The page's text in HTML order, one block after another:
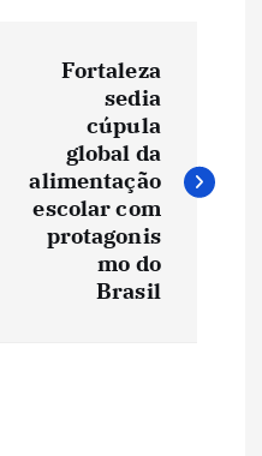
Fortaleza
sedia
cúpula
global da
alimentação
escolar com
protagonis
mo do
Brasil